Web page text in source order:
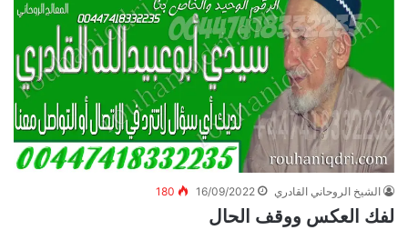
الشيخ الروحاني القادري 16/09/2022
180
لفك العكس ووقف الحال